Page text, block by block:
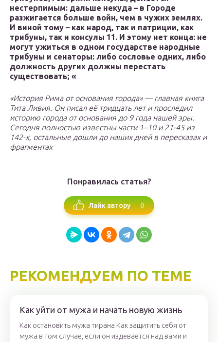
нестерпимым: дальше некуда – в Городе
разжигается больше войн, чем в чужих землях.
И виной тому – как народ, так и патриции, как
трибуны, так и консулы 11. И этому нет конца: не
могут ужиться в одном государстве народные
трибуны и сенаторы: либо сословье одних, либо
должность других должны перестать
существовать; «
«История Рима от основания города» — главная книга
Тита Ливия. Он писал её тридцать лет и проследил
историю города от основания до 9 года нашей эры.
Сегодня полностью известны части 1–10 и 21-45 из
142-х, остальные дошли до наших дней в пересказах и
фрагментах
Понравилась статья?
Лайк автору 0
РЕКОМЕНДУЕМ ПО ТЕМЕ
Как уйти от мужа и начать новую жизнь
Как остановить мужа тирана Как защитить себя от
мужа в том случае, если он издевается над вами и